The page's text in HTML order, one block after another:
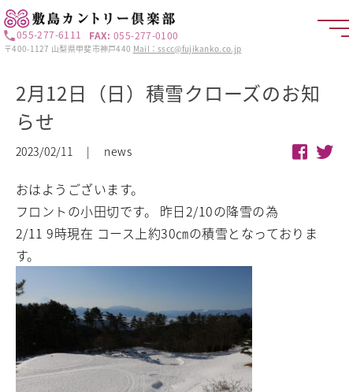
055-277-6111 FAX: 055-277-0100
〒400-1127 山梨県甲斐市神戸440 Mail：sscc@fujikanko.co.jp
2月12日（日）積雪クローズのお知
らせ
2023/02/11 | news
おはようございます。
フロントの小田切です。
昨日2/10の降雪の為
2/11 9時現在 コース上約30㎝の積雪となっておりま
す。